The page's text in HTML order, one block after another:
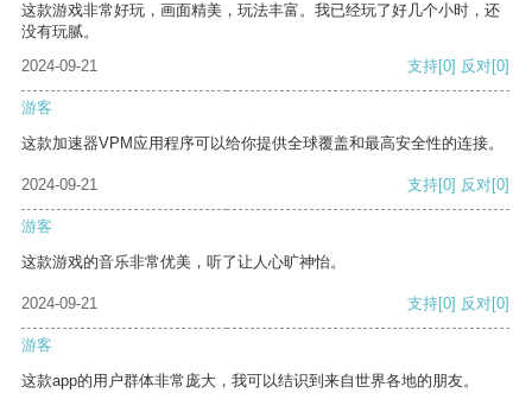
这款游戏非常好玩，画面精美，玩法丰富。我已经玩了好几个小时，还
没有玩腻。
2024-09-21
支持[0] 反对[0]
游客
这款加速器VPM应用程序可以给你提供全球覆盖和最高安全性的连接。
2024-09-21 支持[0] 反对[0]
游客
这款游戏的音乐非常优美，听了让人心旷神怡。
2024-09-21 支持[0] 反对[0]
游客
这款app的用户群体非常庞大，我可以结识到来自世界各地的朋友。